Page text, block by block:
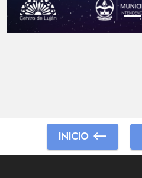
INICIO